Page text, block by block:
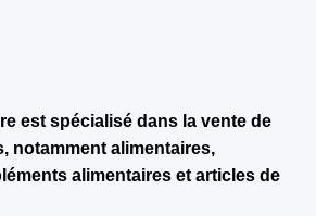
est spécialisé dans la vente de
notamment alimentaires,
alimentaires et articles de